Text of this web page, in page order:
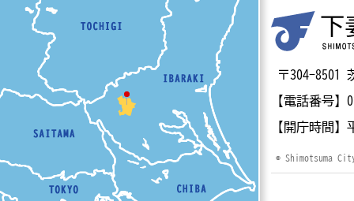
〒304-8501
【電話番号】
【開庁時間】
© Shimotsuma